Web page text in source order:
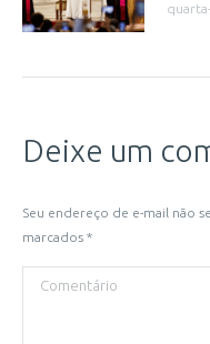
Deixe um
Seu endereço de e-mail não
marcados *
Comentário